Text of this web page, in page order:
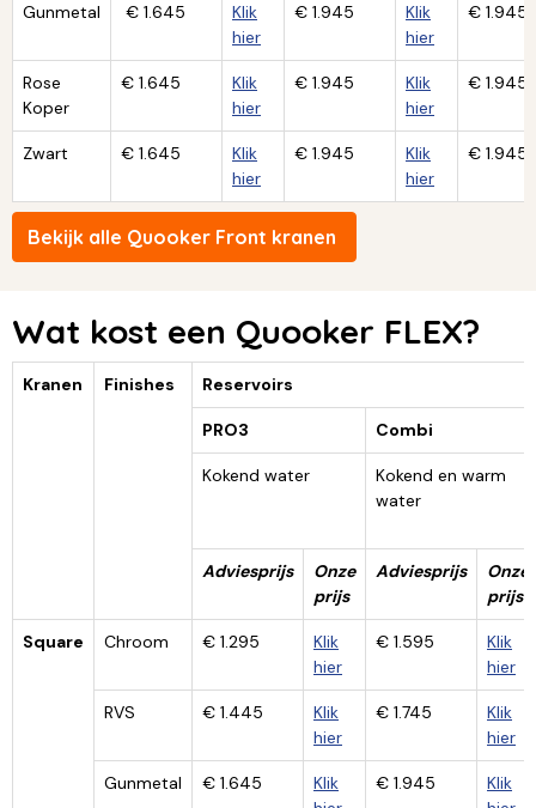
Gunmetal € 1.645
Klik
hier
€ 1.945
Klik
hier
€ 1.945
Rose
Koper
€ 1.645
Klik
hier
€ 1.945
Klik
hier
€ 1.945
Zwart € 1.645
Klik
hier
€ 1.945
Klik
hier
€ 1.945
Bekijk alle Quooker Front kranen
Wat kost een Quooker FLEX?
Kranen Finishes Reservoirs
PRO3 Combi
Kokend water
Kokend en warm
water
Adviesprijs
Onze
prijs
Adviesprijs
Onze
prijs
Square Chroom € 1.295
Klik
hier
€ 1.595
Klik
hier
RVS € 1.445
Klik
hier
€ 1.745
Klik
hier
Gunmetal € 1.645
Klik
€ 1.945
Klik